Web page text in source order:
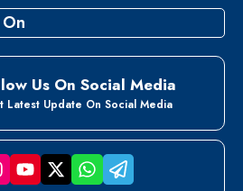
Us On Social Media
Latest Update On Social Media